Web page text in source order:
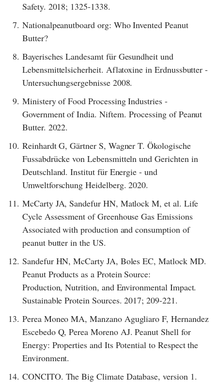
Safety. 2018; 1325-1338.
7. Nationalpeanutboard org: Who Invented Peanut
Butter?
8. Bayerisches Landesamt für Gesundheit und
Lebensmittelsicherheit. Aflatoxine in Erdnussbutter -
Untersuchungsergebnisse 2008.
9. Ministery of Food Processing Industries -
Government of India. Niftem. Processing of Peanut
Butter. 2022.
10. Reinhardt G, Gärtner S, Wagner T. Ökologische
Fussabdrücke von Lebensmitteln und Gerichten in
Deutschland. Institut für Energie - und
Umweltforschung Heidelberg. 2020.
11. McCarty JA, Sandefur HN, Matlock M, et al. Life
Cycle Assessment of Greenhouse Gas Emissions
Associated with production and consumption of
peanut butter in the US.
12. Sandefur HN, McCarty JA, Boles EC, Matlock MD.
Peanut Products as a Protein Source:
Production, Nutrition, and Environmental Impact.
Sustainable Protein Sources. 2017; 209-221.
13. Perea Moneo MA, Manzano Agugliaro F, Hernandez
Escebedo Q, Perea Moreno AJ. Peanut Shell for
Energy: Properties and Its Potential to Respect the
Environment.
14. CONCITO. The Big Climate Database, version 1.